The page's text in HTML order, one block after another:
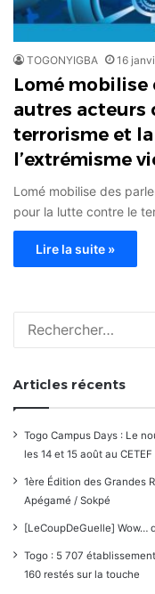
TOGONYIGBA 16
Lomé mobilise
autres acteurs
terrorisme et
l’extrémisme
Lomé mobilise des
pour la lutte contre le
Lire la suite »
Articles récents
Togo Campus Days : Le
les 14 et 15 août au CETEF
1ère Édition des Grandes
Apégamé / Sokpé
[LeCoupDeGuelle] Wow…
Togo : 5 707
160 restés sur la touche